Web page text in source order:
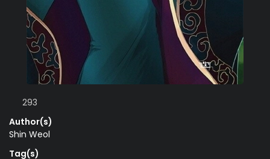
293
Author(s)
Shin Weol
Tag(s)